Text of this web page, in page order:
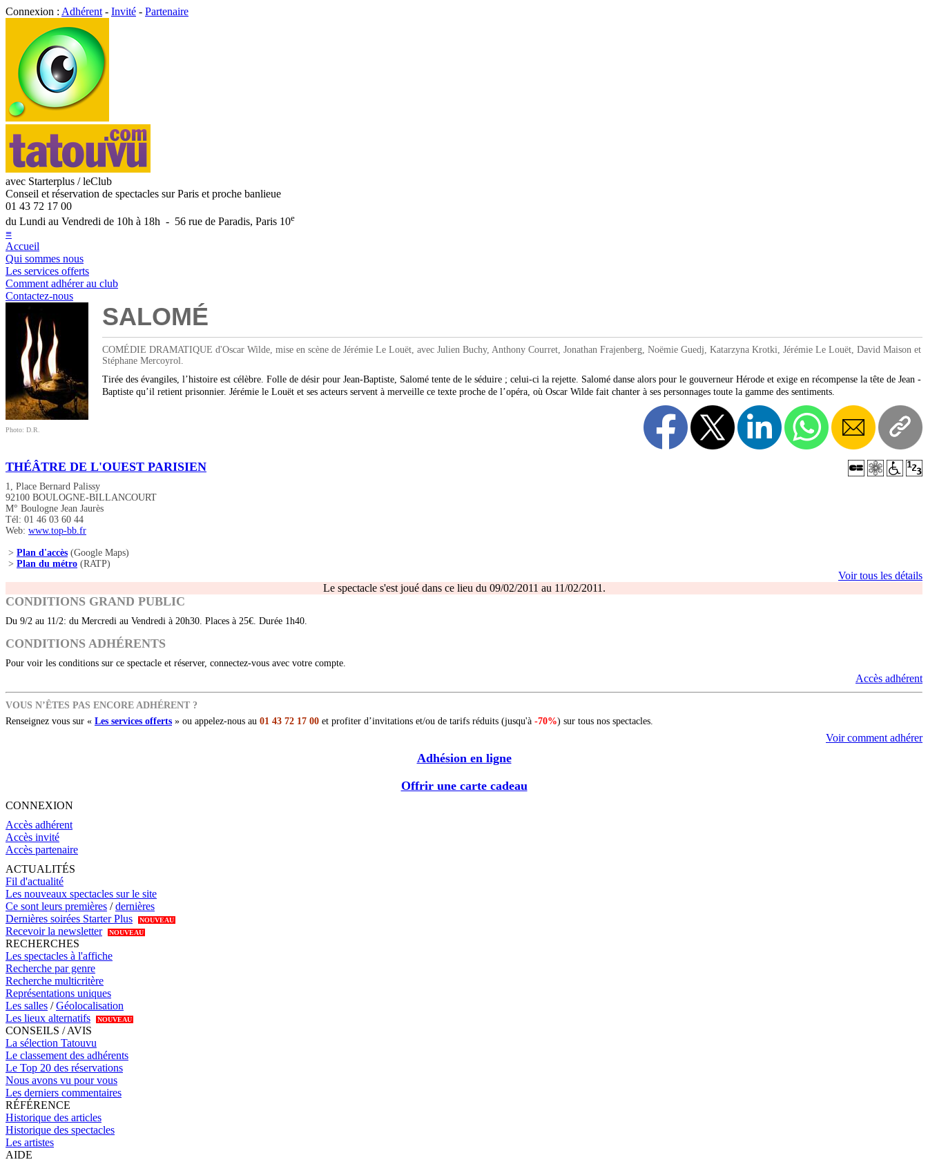
Connexion : Adhérent - Invité - Partenaire
avec Starterplus / leClub
Conseil et réservation de spectacles sur Paris et proche banlieue
01 43 72 17 00
du Lundi au Vendredi de 10h à 18h - 56 rue de Paradis, Paris 10e
≡
Accueil
Qui sommes nous
Les services offerts
Comment adhérer au club
Contactez-nous
Photo: D.R.
SALOMÉ
COMÉDIE DRAMATIQUE d'Oscar Wilde, mise en scène de Jérémie Le Louët, avec Julien Buchy, Anthony Courret, Jonathan Frajenberg, Noëmie Guedj, Katarzyna Krotki, Jérémie Le Louët, David Maison et
Stéphane Mercoyrol.
Tirée des évangiles, l’histoire est célèbre. Folle de désir pour Jean-Baptiste, Salomé tente de le séduire ; celui-ci la rejette. Salomé danse alors pour le gouverneur Hérode et exige en récompense la tête de Jean -
Baptiste qu’il retient prisonnier. Jérémie le Louët et ses acteurs servent à merveille ce texte proche de l’opéra, où Oscar Wilde fait chanter à ses personnages toute la gamme des sentiments.
THÉÂTRE DE L'OUEST PARISIEN
1, Place Bernard Palissy
92100 BOULOGNE-BILLANCOURT
M° Boulogne Jean Jaurès
Tél: 01 46 03 60 44
Web: www.top-bb.fr
> Plan d'accès (Google Maps)
> Plan du métro (RATP)
Voir tous les détails
Le spectacle s'est joué dans ce lieu du 09/02/2011 au 11/02/2011.
CONDITIONS GRAND PUBLIC
Du 9/2 au 11/2: du Mercredi au Vendredi à 20h30. Places à 25€. Durée 1h40.
CONDITIONS ADHÉRENTS
Pour voir les conditions sur ce spectacle et réserver, connectez-vous avec votre compte.
Accès adhérent
VOUS N’ÊTES PAS ENCORE ADHÉRENT ?
Renseignez vous sur « Les services offerts » ou appelez-nous au 01 43 72 17 00 et profiter d’invitations et/ou de tarifs réduits (jusqu'à -70%) sur tous nos spectacles.
Voir comment adhérer
Adhésion en ligne
Offrir une carte cadeau
CONNEXION
Accès adhérent
Accès invité
Accès partenaire
ACTUALITÉS
Fil d'actualité
Les nouveaux spectacles sur le site
Ce sont leurs premières /dernières
Dernières soirées Starter Plus
NOUVEAU
Recevoir la newsletter NOUVEAU
RECHERCHES
Les spectacles à l'affiche
Recherche par genre
Recherche multicritère
Représentations uniques
Les salles /Géolocalisation
Les lieux alternatifs
NOUVEAU
CONSEILS / AVIS
La sélection Tatouvu
Le classement des adhérents
Le Top 20 des réservations
Nous avons vu pour vous
Les derniers commentaires
RÉFÉRENCE
Historique des articles
Historique des spectacles
Les artistes
AIDE